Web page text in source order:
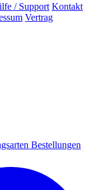
/ Support Kontakt
Vertrag
Bestellungen